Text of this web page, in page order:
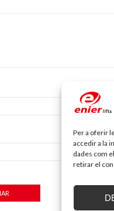
Per a oferir
accedir a la
dades com
retirar el